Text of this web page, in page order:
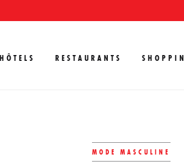
HÔTELS RESTAURANTS
MODE MASCULINE